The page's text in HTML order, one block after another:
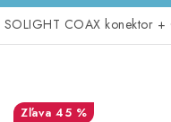
SOLIGHT COAX konektor
45 %